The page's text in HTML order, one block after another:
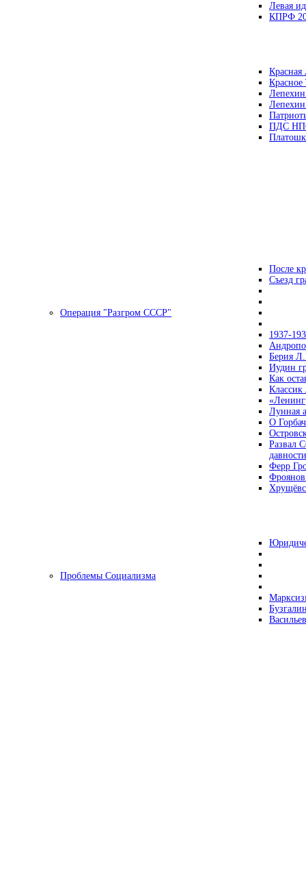
Левая
КПРФ
Красная
ПДС
После
Съезд
Операция "Разгром СССР"
1937-
Берия
Иудин
Как
Лунная
О
Развал
давности
Ферр
Проблемы Социализма